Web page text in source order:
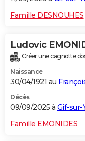
Famille DESNOUHES
Ludovic
Créer une cagnotte
Naissance
30/04/1921 au
Décès
09/09/2025 à Gif-sur-
Famille EMONIDES